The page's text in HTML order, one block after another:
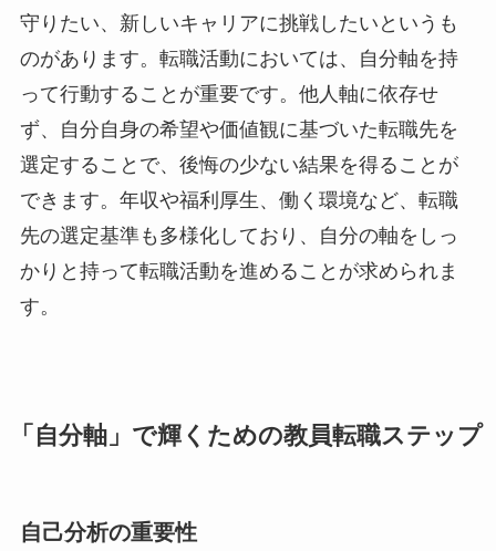
守りたい、新しいキャリアに挑戦したいというも
のがあります。転職活動においては、自分軸を持
って行動することが重要です。他人軸に依存せ
ず、自分自身の希望や価値観に基づいた転職先を
選定することで、後悔の少ない結果を得ることが
できます。年収や福利厚生、働く環境など、転職
先の選定基準も多様化しており、自分の軸をしっ
かりと持って転職活動を進めることが求められま
す。
「自分軸」で輝くための教員転職ステップ
自己分析の重要性